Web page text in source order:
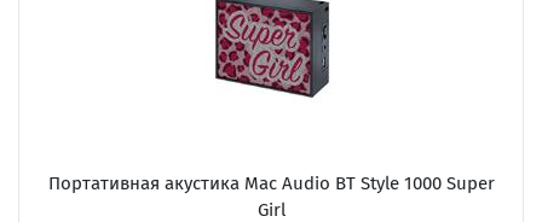
Портативная акустика Mac Audio BT Style 1000 Super
Girl